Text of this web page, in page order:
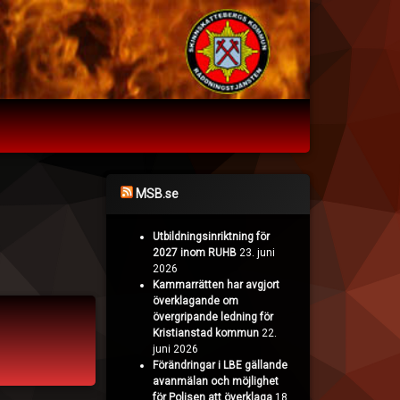
MSB.se
Utbildningsinriktning för
2027 inom RUHB 23. juni
2026
Kammarrätten har avgjort
överklagande om
övergripande ledning för
Kristianstad kommun 22.
juni 2026
Förändringar i LBE gällande
avanmälan och möjlighet
för Polisen att överklaga 18.